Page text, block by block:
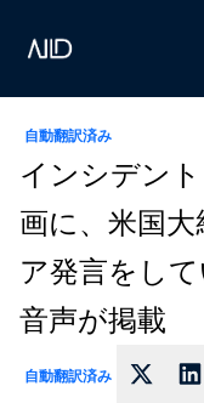
自動翻訳済み
インシデン
画に、米国
ア発言をし
音声が掲載
自動翻訳済み